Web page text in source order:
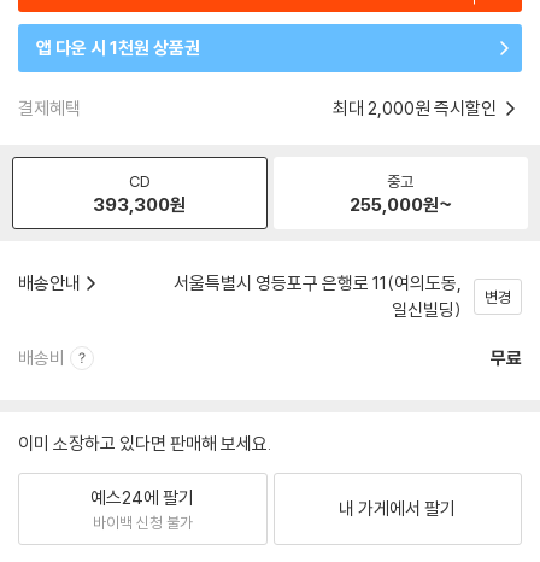
앱 다운 시 1천원 상품권
결제혜택 최대 2,000원 즉시할인
CD
393,300원
중고
255,000원~
배송안내
서울특별시 영등포구 은행로 11(여의도동,
일신빌딩)
변경
배송비 무료
이미 소장하고 있다면 판매해 보세요.
예스24에 팔기
바이백 신청 불가
내 가게에서 팔기